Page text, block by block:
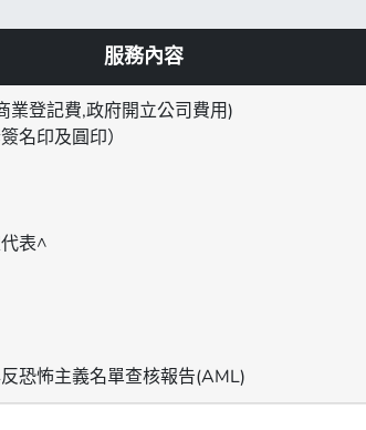
服務內容
服務內容
業登記費,政府開立公司費用)
名印及圓印）
表^
恐怖主義名單查核報告(AML)